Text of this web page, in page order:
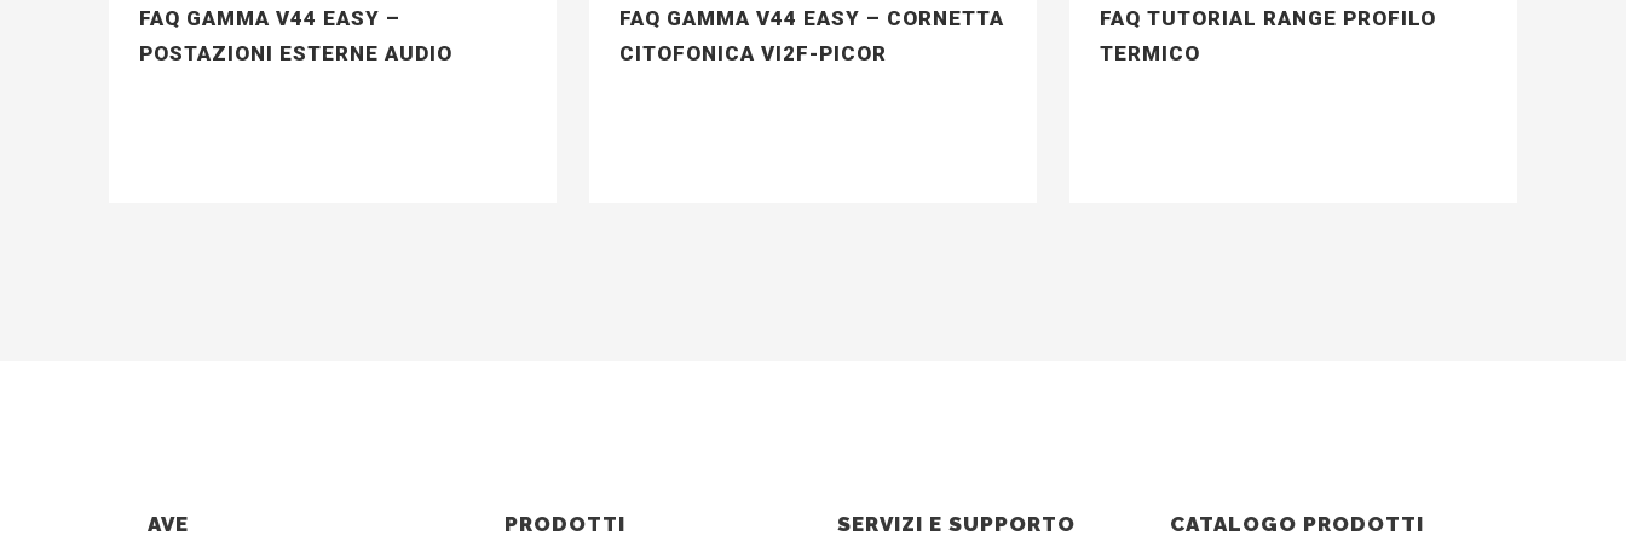
FAQ GAMMA V44 EASY –
POSTAZIONI ESTERNE AUDIO
FAQ GAMMA V44 EASY – CORNETTA
CITOFONICA VI2F-PICOR
FAQ TUTORIAL RANGE PROFILO
TERMICO
AVE PRODOTTI SERVIZI E SUPPORTO CATALOGO PRODOTTI